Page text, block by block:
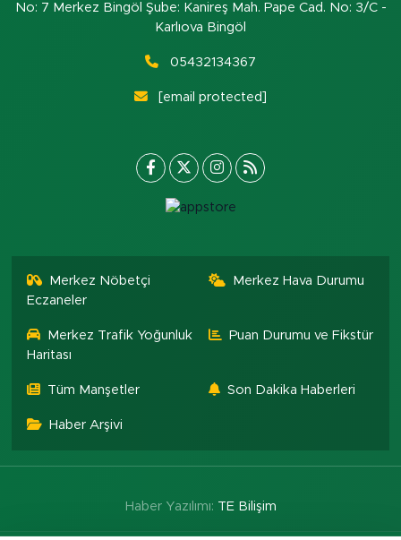
No: 7 Merkez Bingöl Şube: Kanireş Mah. Pape Cad. No: 3/C -
Karlıova Bingöl
05432134367
[email protected]
Merkez Nöbetçi
Eczaneler
Merkez Hava Durumu
Merkez Trafik Yoğunluk
Haritası
Puan Durumu ve Fikstür
Tüm Manşetler Son Dakika Haberleri
Haber Arşivi
Haber Yazılımı: TE Bilişim